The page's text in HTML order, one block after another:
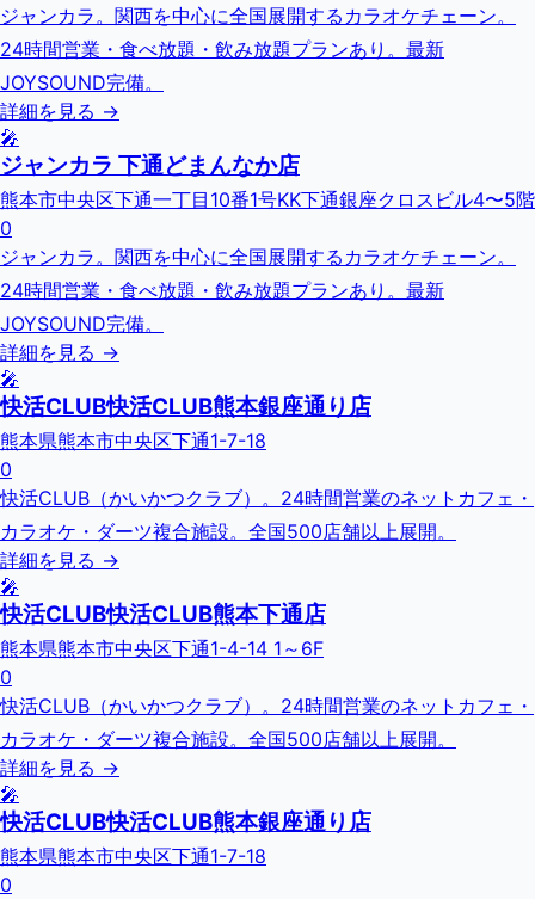
ジャンカラ。関西を中心に全国展開するカラオケチェーン。
24時間営業・食べ放題・飲み放題プランあり。最新
JOYSOUND完備。
詳細を見る →
🎤
ジャンカラ 下通どまんなか店
熊本市中央区下通一丁目10番1号KK下通銀座クロスビル4〜5階
0
ジャンカラ。関西を中心に全国展開するカラオケチェーン。
24時間営業・食べ放題・飲み放題プランあり。最新
JOYSOUND完備。
詳細を見る →
🎤
快活CLUB快活CLUB熊本銀座通り店
熊本県熊本市中央区下通1-7-18
0
快活CLUB（かいかつクラブ）。24時間営業のネットカフェ・
カラオケ・ダーツ複合施設。全国500店舗以上展開。
詳細を見る →
🎤
快活CLUB快活CLUB熊本下通店
熊本県熊本市中央区下通1-4-14 1～6F
0
快活CLUB（かいかつクラブ）。24時間営業のネットカフェ・
カラオケ・ダーツ複合施設。全国500店舗以上展開。
詳細を見る →
🎤
快活CLUB快活CLUB熊本銀座通り店
熊本県熊本市中央区下通1-7-18
0